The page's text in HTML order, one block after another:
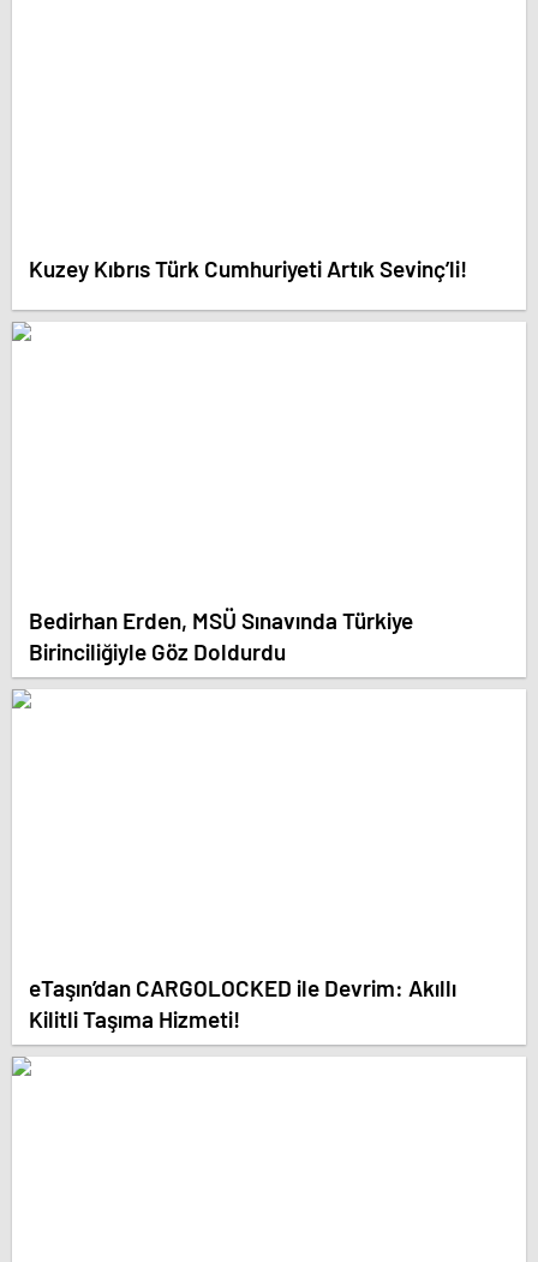
Kuzey Kıbrıs Türk Cumhuriyeti Artık Sevinç’li!
Bedirhan Erden, MSÜ Sınavında Türkiye
Birinciliğiyle Göz Doldurdu
eTaşın’dan CARGOLOCKED ile Devrim: Akıllı
Kilitli Taşıma Hizmeti!